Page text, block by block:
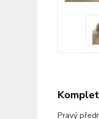
Pravý